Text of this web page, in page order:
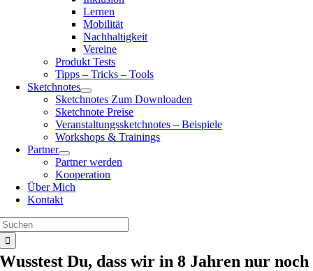
Lernen
Mobilität
Nachhaltigkeit
Vereine
Produkt Tests
Tipps – Tricks – Tools
Sketchnotes
Sketchnotes Zum Downloaden
Sketchnote Preise
Veranstaltungssketchnotes – Beispiele
Workshops & Trainings
Partner
Partner werden
Kooperation
Über Mich
Kontakt
Wusstest Du, dass wir in 8 Jahren nur noch